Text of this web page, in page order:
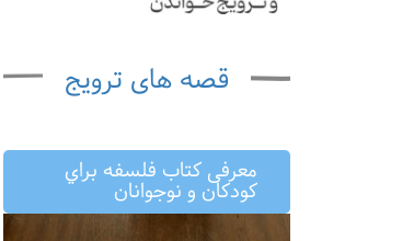
قصه های ترویج
معرفى كتاب فلسفه براي
كودكان و نوجوانان